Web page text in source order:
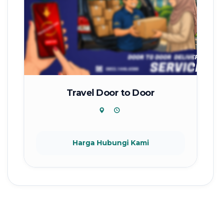
Travel Door to Door
Harga Hubungi Kami